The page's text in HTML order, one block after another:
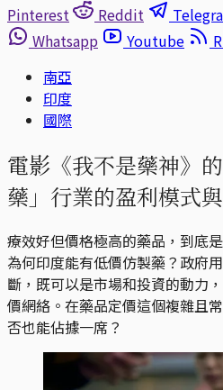
Pinterest
Reddit
Whatsapp
Youtube
南亞
印度
國際
電影《我不是藥神》
藥」行業的盈利模式
療效好但價格極高的藥品，到底
為何印度能有低價仿製藥？政府
斷，既可以是市場和投資的動力
價網絡。在藥品定價這個複雜且
否也能佔據一席？